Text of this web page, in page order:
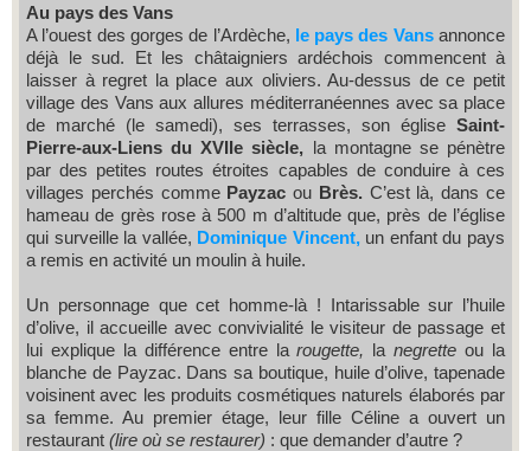
Au pays des Vans
A l’ouest des gorges de l’Ardèche, le pays des Vansannonce
déjà le sud. Et les châtaigniers ardéchois commencent à
laisser à regret la place aux oliviers. Au-dessus de ce petit
village des Vans aux allures méditerranéennes avec sa place
de marché (le samedi), ses terrasses, son église Saint-
Pierre-aux-Liens du XVIIe siècle, la montagne se pénètre
par des petites routes étroites capables de conduire à ces
villages perchés comme Payzac ou Brès. C’est là, dans ce
hameau de grès rose à 500 m d’altitude que, près de l’église
qui surveille la vallée, Dominique Vincent,un enfant du pays
a remis en activité un moulin à huile.
Un personnage que cet homme-là ! Intarissable sur l’huile
d’olive, il accueille avec convivialité le visiteur de passage et
lui explique la différence entre larougette, lanegretteou la
blanche de Payzac. Dans sa boutique, huile d’olive, tapenade
voisinent avec les produits cosmétiques naturels élaborés par
sa femme. Au premier étage, leur fille Céline a ouvert un
restaurant (lire où se restaurer) : que demander d’autre ?